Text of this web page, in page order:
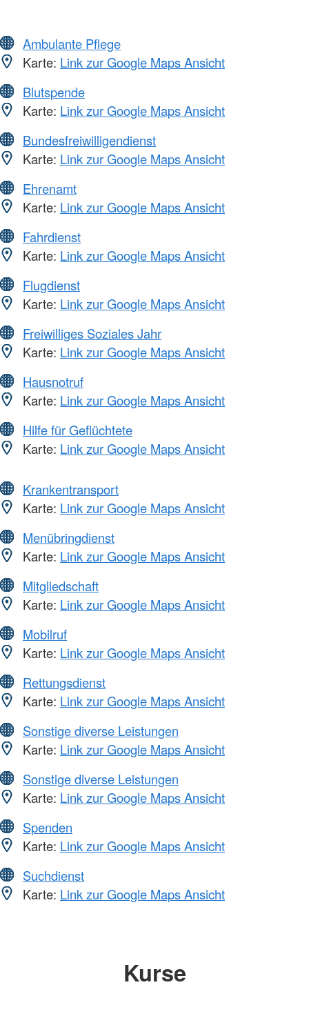
Ambulante Pflege
Karte: Link zur Google Maps Ansicht
Blutspende
Karte: Link zur Google Maps Ansicht
Bundesfreiwilligendienst
Karte: Link zur Google Maps Ansicht
Ehrenamt
Karte: Link zur Google Maps Ansicht
Fahrdienst
Karte: Link zur Google Maps Ansicht
Flugdienst
Karte: Link zur Google Maps Ansicht
Freiwilliges Soziales Jahr
Karte: Link zur Google Maps Ansicht
Hausnotruf
Karte: Link zur Google Maps Ansicht
Hilfe für Geflüchtete
Karte: Link zur Google Maps Ansicht
Krankentransport
Karte: Link zur Google Maps Ansicht
Menübringdienst
Karte: Link zur Google Maps Ansicht
Mitgliedschaft
Karte: Link zur Google Maps Ansicht
Mobilruf
Karte: Link zur Google Maps Ansicht
Rettungsdienst
Karte: Link zur Google Maps Ansicht
Sonstige diverse Leistungen
Karte: Link zur Google Maps Ansicht
Sonstige diverse Leistungen
Karte: Link zur Google Maps Ansicht
Spenden
Karte: Link zur Google Maps Ansicht
Suchdienst
Karte: Link zur Google Maps Ansicht
Kurse